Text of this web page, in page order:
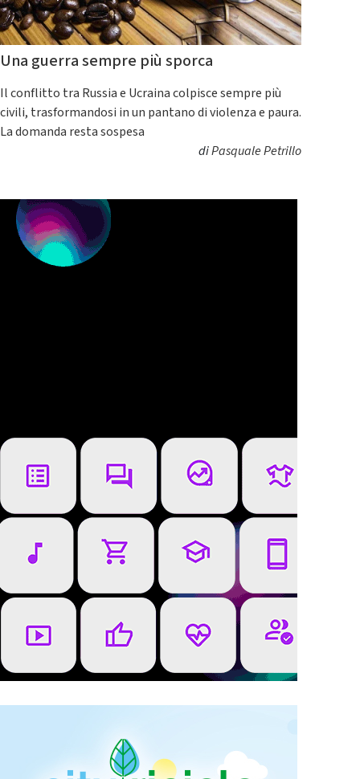
Una guerra sempre più sporca
Il conflitto tra Russia e Ucraina colpisce sempre più
civili, trasformandosi in un pantano di violenza e paura.
La domanda resta sospesa
diPasquale Petrillo